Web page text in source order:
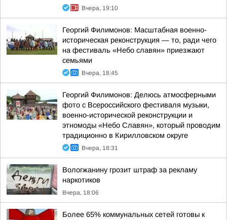
Вчера, 19:10
Георгий Филимонов: Масштабная военно-
историческая реконструкция — то, ради чего
на фестиваль «Небо славян» приезжают
семьями
Вчера, 18:45
Георгий Филимонов: Делюсь атмосферными
фото с Всероссийского фестиваля музыки,
военно-исторической реконструкции и
этномоды «Небо Славян», который проводим
традиционно в Кирилловском округе
Вчера, 18:31
Вологжанину грозит штраф за рекламу
наркотиков
Вчера, 18:06
Более 65% коммунальных сетей готовы к